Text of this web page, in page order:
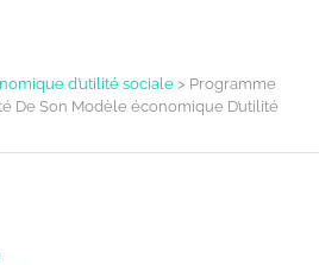
d’utilité sociale > Programme
De Son Modèle économique D’utilité